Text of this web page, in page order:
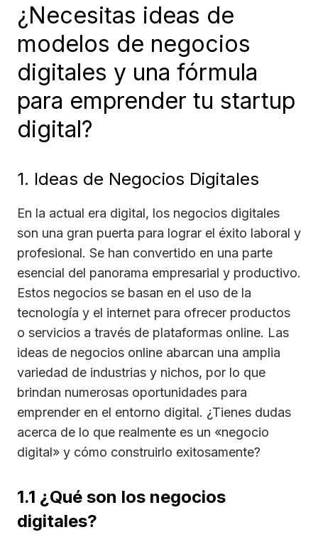
¿Necesitas ideas de
modelos de negocios
digitales y una fórmula
para emprender tu startup
digital?
1. Ideas de Negocios Digitales
En la actual era digital, los negocios digitales
son una gran puerta para lograr el éxito laboral y
profesional. Se han convertido en una parte
esencial del panorama empresarial y productivo.
Estos negocios se basan en el uso de la
tecnología y el internet para ofrecer productos
o servicios a través de plataformas online. Las
ideas de negocios online abarcan una amplia
variedad de industrias y nichos, por lo que
brindan numerosas oportunidades para
emprender en el entorno digital. ¿Tienes dudas
acerca de lo que realmente es un «negocio
digital» y cómo construirlo exitosamente?
1.1 ¿Qué son los negocios
digitales?